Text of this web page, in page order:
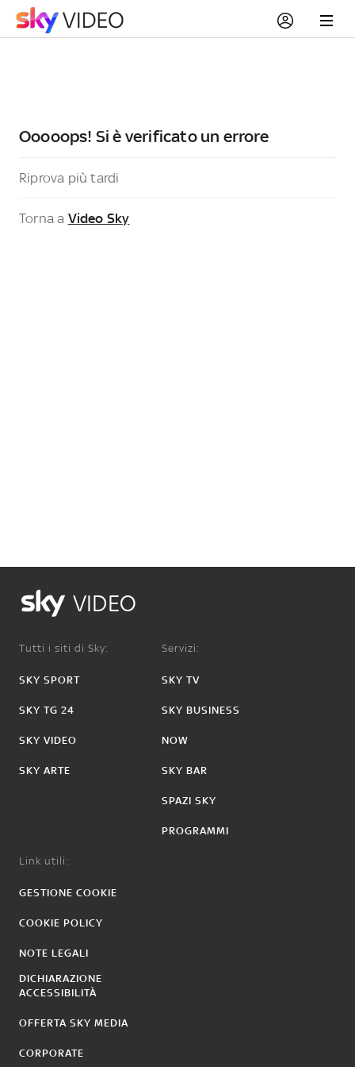
Ooooops! Si è verificato un errore
Riprova più tardi
Torna a Video Sky
VIDEO
Tutti i siti di Sky:
SKY SPORT
SKY TG 24
SKY VIDEO
SKY ARTE
Servizi:
SKY TV
SKY BUSINESS
NOW
SKY BAR
SPAZI SKY
PROGRAMMI
Link utili:
GESTIONE COOKIE
COOKIE POLICY
NOTE LEGALI
DICHIARAZIONE
ACCESSIBILITÀ
OFFERTA SKY MEDIA
CORPORATE